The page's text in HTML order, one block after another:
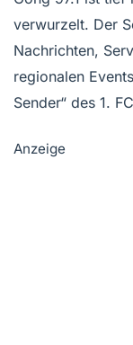
verwurzelt. Der
Nachrichten,
regionalen
Sender“ des 1.
Anzeige